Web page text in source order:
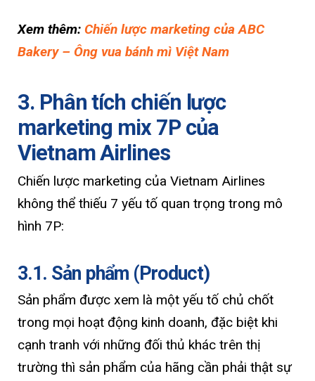
Xem thêm: Chiến lược marketing của ABC
Bakery – Ông vua bánh mì Việt Nam
3. Phân tích chiến lược
marketing mix 7P của
Vietnam Airlines
Chiến lược marketing của Vietnam Airlines
không thể thiếu 7 yếu tố quan trọng trong mô
hình 7P:
3.1. Sản phẩm (Product)
Sản phẩm được xem là một yếu tố chủ chốt
trong mọi hoạt động kinh doanh, đặc biệt khi
cạnh tranh với những đối thủ khác trên thị
trường thì sản phẩm của hãng cần phải thật sự